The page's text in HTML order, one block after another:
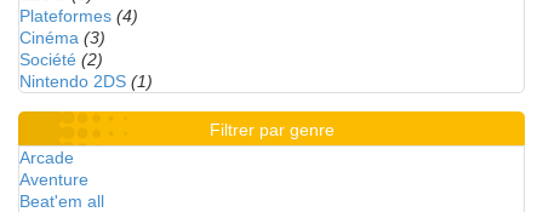
Plateformes (4)
Cinéma (3)
Société (2)
Nintendo 2DS (1)
Filtrer par genre
Arcade
Aventure
Beat'em all